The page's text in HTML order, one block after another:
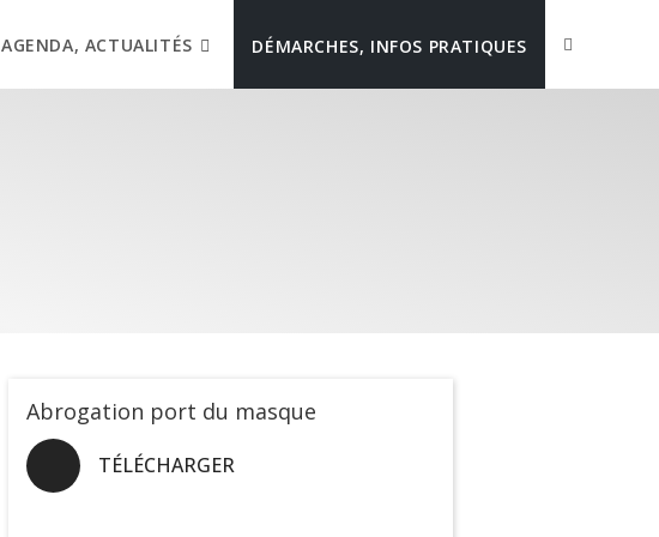
AGENDA, ACTUALITÉS DÉMARCHES, INFOS PRATIQUES
Abrogation port du masque
TÉLÉCHARGER